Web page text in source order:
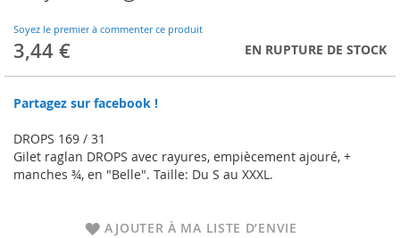
Soyez le premier à commenter ce produit
3,44 € EN RUPTURE DE STOCK
Partagez sur facebook !
DROPS 169 / 31
Gilet raglan DROPS avec rayures, empiècement ajouré, +
manches ¾, en "Belle". Taille: Du S au XXXL.
AJOUTER À MA LISTE D’ENVIE
beginning
of
the
gallery